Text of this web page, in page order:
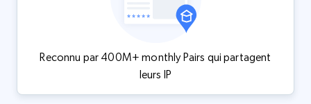
Reconnu par 400M+ monthly Pairs qui partagent
leurs IP